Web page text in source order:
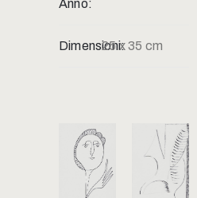
Anno:
Dimensioni:25 x 35 cm